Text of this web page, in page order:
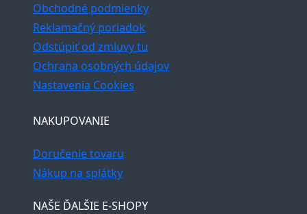
Obchodné podmienky
Reklamačný poriadok
Odstúpiť od zmluvy tu
Ochrana osobných údajov
Nastavenia Cookies
NAKUPOVANIE
Doručenie tovaru
Nákup na splátky
NAŠE ĎALŠIE E-SHOPY